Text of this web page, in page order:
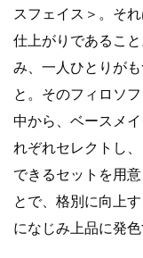
スフェイス＞。そ
仕上がりであるこ
み、一人ひとりが
と。そのフィロソ
中から、ベースメ
れぞれセレクトし
できるセットを用
とで、格別に向上
になじみ上品に発